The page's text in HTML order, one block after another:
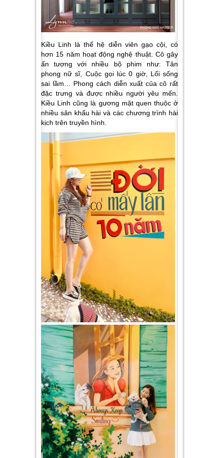
Kiều Linh là thế hệ diễn viên gạo cội, có
hơn 15 năm hoạt động nghệ thuật. Cô gây
ấn tượng với nhiều bộ phim như: Tân
phong nữ sĩ, Cuộc gọi lúc 0 giờ, Lối sống
sai lầm… Phong cách diễn xuất của cô rất
đặc trưng và được nhiều người yêu mến.
Kiều Linh cũng là gương mặt quen thuộc ở
nhiều sân khấu hài và các chương trình hài
kịch trên truyền hình.